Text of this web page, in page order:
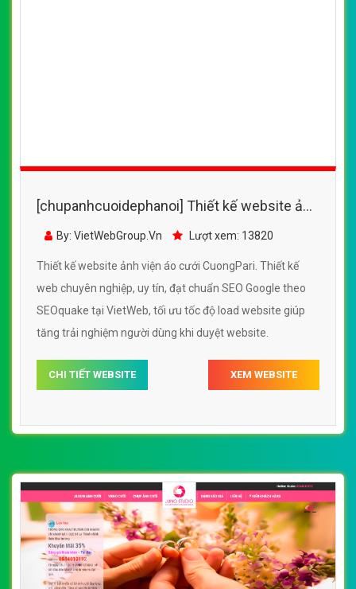
[chupanhcuoidephanoi] Thiết kế website ảnh
viện áo cưới CuongPari đẹp SEO tốt
By: VietWebGroup.Vn Lượt xem: 13820
Thiết kế website ảnh viện áo cưới CuongPari. Thiết kế
web chuyên nghiệp, uy tín, đạt chuẩn SEO Google theo
SEOquake tại VietWeb, tối ưu tốc độ load website giúp
tăng trải nghiệm người dùng khi duyệt website.
CHI TIẾT WEBSITE XEM WEBSITE